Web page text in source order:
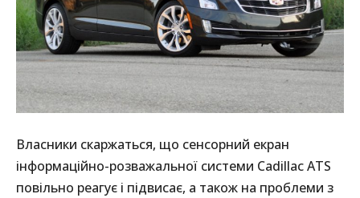
Власники скаржаться, що сенсорний екран
інформаційно-розважальної системи Cadillac ATS
повільно реагує і підвисає, а також на проблеми з